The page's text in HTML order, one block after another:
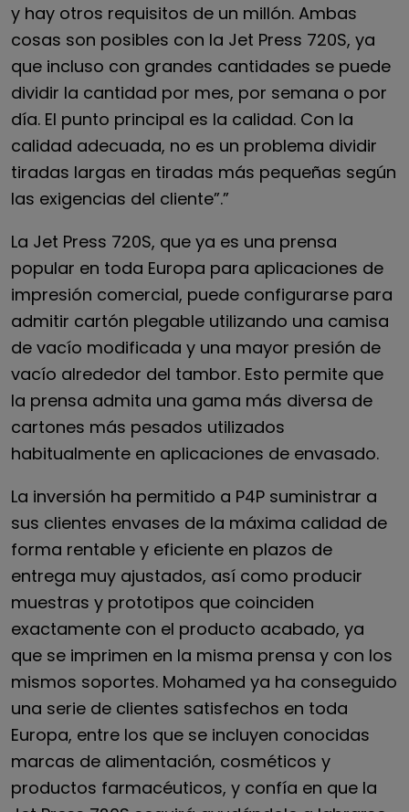
y hay otros requisitos de un millón. Ambas
cosas son posibles con la Jet Press 720S, ya
que incluso con grandes cantidades se puede
dividir la cantidad por mes, por semana o por
día. El punto principal es la calidad. Con la
calidad adecuada, no es un problema dividir
tiradas largas en tiradas más pequeñas según
las exigencias del cliente”.”
La Jet Press 720S, que ya es una prensa
popular en toda Europa para aplicaciones de
impresión comercial, puede configurarse para
admitir cartón plegable utilizando una camisa
de vacío modificada y una mayor presión de
vacío alrededor del tambor. Esto permite que
la prensa admita una gama más diversa de
cartones más pesados utilizados
habitualmente en aplicaciones de envasado.
La inversión ha permitido a P4P suministrar a
sus clientes envases de la máxima calidad de
forma rentable y eficiente en plazos de
entrega muy ajustados, así como producir
muestras y prototipos que coinciden
exactamente con el producto acabado, ya
que se imprimen en la misma prensa y con los
mismos soportes. Mohamed ya ha conseguido
una serie de clientes satisfechos en toda
Europa, entre los que se incluyen conocidas
marcas de alimentación, cosméticos y
productos farmacéuticos, y confía en que la